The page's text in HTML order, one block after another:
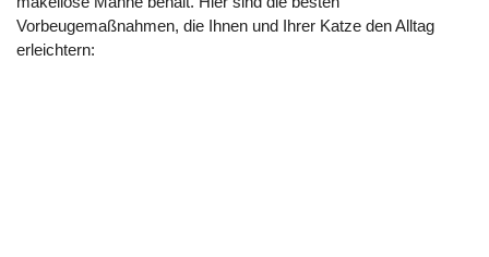
Vorbeugemaßnahmen, die Ihnen und Ihrer Katze den Alltag
erleichtern: